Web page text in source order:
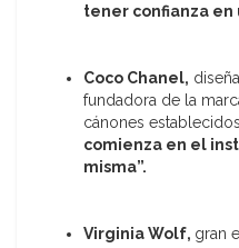
tener confianza en
Coco Chanel,
fundadora de la
cánones
comienza en el
misma”.
Virginia Wolf, gran